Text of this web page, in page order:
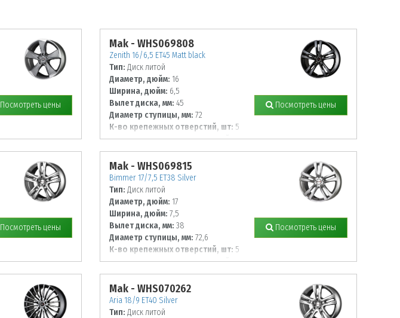
Посмотреть цены
Mak - WHS069808
Zenith 16/6,5 ET45 Matt black
Тип: Диск литой
Диаметр, дюйм: 16
Ширина, дюйм: 6,5
Вылет диска, мм: 45
Диаметр ступицы, мм: 72
К-во крепежных отверстий, шт: 5
Диаметр располож. отверстий, мм:
108
Посмотреть цены
Посмотреть цены
Mak - WHS069815
Bimmer 17/7,5 ET38 Silver
Тип: Диск литой
Диаметр, дюйм: 17
Ширина, дюйм: 7,5
Вылет диска, мм: 38
Диаметр ступицы, мм: 72,6
К-во крепежных отверстий, шт: 5
Диаметр располож. отверстий, мм:
120
Посмотреть цены
Mak - WHS070262
Aria 18/9 ET40 Silver
Тип: Диск литой